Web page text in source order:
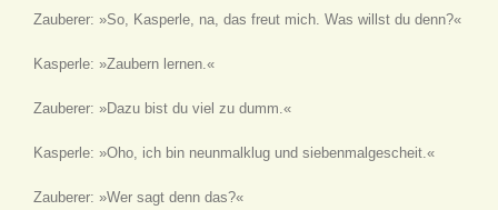
Zauberer: »So, Kasperle, na, das freut mich. Was willst du denn?«
Kasperle: »Zaubern lernen.«
Zauberer: »Dazu bist du viel zu dumm.«
Kasperle: »Oho, ich bin neunmalklug und siebenmalgescheit.«
Zauberer: »Wer sagt denn das?«